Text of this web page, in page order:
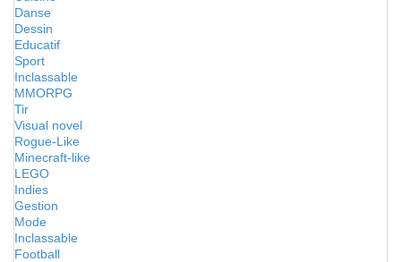
Danse
Dessin
Educatif
Sport
Inclassable
MMORPG
Tir
Visual novel
Rogue-Like
Minecraft-like
LEGO
Indies
Gestion
Mode
Inclassable
Football